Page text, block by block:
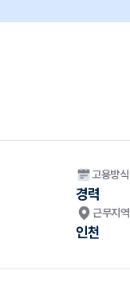
고용방식
경력
근무지역
인천